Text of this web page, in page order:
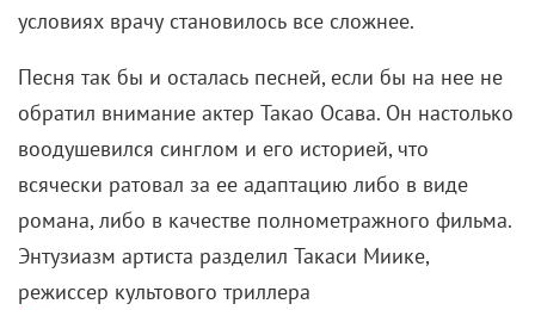
условиях врачу становилось все сложнее.
Песня так бы и осталась песней, если бы на нее не
обратил внимание актер Такао Осава. Он настолько
воодушевился синглом и его историей, что
всячески ратовал за ее адаптацию либо в виде
романа, либо в качестве полнометражного фильма.
Энтузиазм артиста разделил Такаси Миике,
режиссер культового триллера